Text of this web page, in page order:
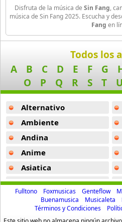
Black Guayaba
25 músicas online
Black Sabbath
110 músicas online
Blondie
10 músicas online
Boat
13 músicas online
Bon Jovi
50 músicas online
26 músicas online
Bryan Ferry
10 músicas online
Disfruta de la música de Sin Fang,
música de Sin Fang 2025. Escucha y
Fang en
Todos los
A
B C D E F G
O
P Q R S T U
Alternativo
Ambiente
Andina
Anime
Asiatica
Atevip
Bachatas
Baladas
Fulltono Foxmusicas Genteflow
Buenamusica
Musicaleta
Términos y Condiciones